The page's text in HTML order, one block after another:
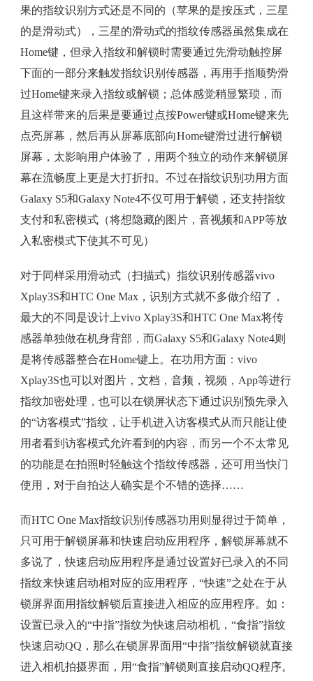
果的指纹识别方式还是不同的（苹果的是按压式，三星
的是滑动式），三星的滑动式的指纹传感器虽然集成在
Home键，但录入指纹和解锁时需要通过先滑动触控屏
下面的一部分来触发指纹识别传感器，再用手指顺势滑
过Home键来录入指纹或解锁；总体感觉稍显繁琐，而
且这样带来的后果是要通过点按Power键或Home键来先
点亮屏幕，然后再从屏幕底部向Home键滑过进行解锁
屏幕，太影响用户体验了，用两个独立的动作来解锁屏
幕在流畅度上更是大打折扣。不过在指纹识别功用方面
Galaxy S5和Galaxy Note4不仅可用于解锁，还支持指纹
支付和私密模式（将想隐藏的图片，音视频和APP等放
入私密模式下使其不可见）
对于同样采用滑动式（扫描式）指纹识别传感器vivo
Xplay3S和HTC One Max，识别方式就不多做介绍了，
最大的不同是设计上vivo Xplay3S和HTC One Max将传
感器单独做在机身背部，而Galaxy S5和Galaxy Note4则
是将传感器整合在Home键上。在功用方面：vivo
Xplay3S也可以对图片，文档，音频，视频，App等进行
指纹加密处理，也可以在锁屏状态下通过识别预先录入
的“访客模式”指纹，让手机进入访客模式从而只能让使
用者看到访客模式允许看到的内容，而另一个不太常见
的功能是在拍照时轻触这个指纹传感器，还可用当快门
使用，对于自拍达人确实是个不错的选择……
而HTC One Max指纹识别传感器功用则显得过于简单，
只可用于解锁屏幕和快速启动应用程序，解锁屏幕就不
多说了，快速启动应用程序是通过设置好已录入的不同
指纹来快速启动相对应的应用程序，“快速”之处在于从
锁屏界面用指纹解锁后直接进入相应的应用程序。如：
设置已录入的“中指”指纹为快速启动相机，“食指”指纹
快速启动QQ，那么在锁屏界面用“中指”指纹解锁就直接
进入相机拍摄界面，用“食指”解锁则直接启动QQ程序。